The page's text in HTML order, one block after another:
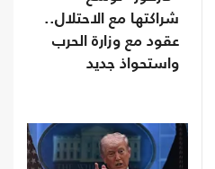
شراكتها مع الاحتلال..
عقود مع وزارة الحرب
واستحواذ جديد